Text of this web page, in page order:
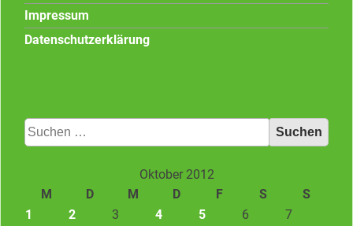
Impressum
Datenschutzerklärung
Suchen
nach:
Oktober 2012
M
D M D F S
S
1
2 3 4 5 6
7